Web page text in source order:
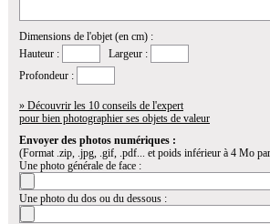
Dimensions de l'objet (en cm) :
Hauteur :
Largeur :
Profondeur :
» Découvrir les 10 conseils de l'expert
pour bien photographier ses objets de valeur
Envoyer des photos numériques :
(Format .zip, .jpg, .gif, .pdf... et poids inférieur à 4 Mo
Une photo générale de face :
Une photo du dos ou du dessous :